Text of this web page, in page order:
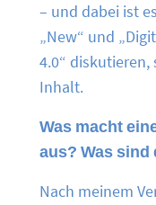
– und dabei ist
„New“ und
4.0“
Inhalt.
Was macht
aus? Was
Nach meinem